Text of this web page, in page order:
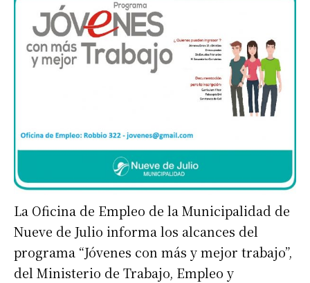
La Oficina de Empleo de la Municipalidad de
Nueve de Julio informa los alcances del
programa “Jóvenes con más y mejor trabajo”,
del Ministerio de Trabajo, Empleo y